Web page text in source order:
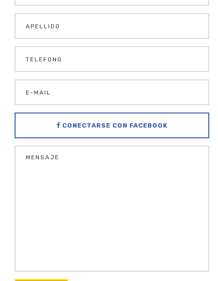
CONECTARSE CON FACEBOOK